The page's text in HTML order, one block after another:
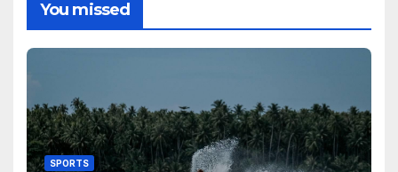
You missed
SPORTS